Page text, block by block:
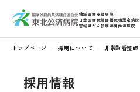
地域医療支援病院
日本医療機能評価機構認定病院
宮城県がん診療連携推進病院
トップページ 採用について 非常勤看護師
採用情報